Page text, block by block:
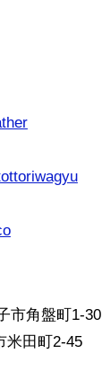
市角盤町1-30
米田町2-45